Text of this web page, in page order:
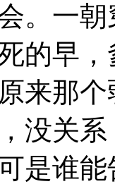
。一
的早
来那
没关
是谁